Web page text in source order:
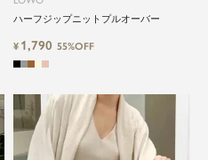
ハーフジップニットプルオーバー
¥ 1,790 55%OFF